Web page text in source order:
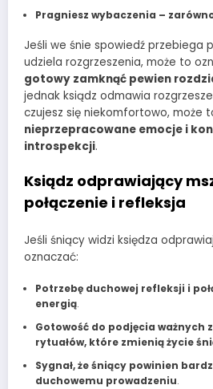
Pragniesz wybaczenia –
Jeśli we śnie spowiedź przebiega
udziela rozgrzeszenia, może to
gotowy zamknąć pewien
jednak ksiądz odmawia
czujesz się niekomfortowo, może
nieprzepracowane emocje i
introspekcji.
Ksiądz odprawiający
połączenie i refleksja
Jeśli śniący widzi księdza
oznaczać:
Potrzebę duchowej refleksji i
energią.
Gotowość do podjęcia ważnych
rytuałów, które zmienią życie
Sygnał, że śniący powinien
duchowemu prowadzeniu.